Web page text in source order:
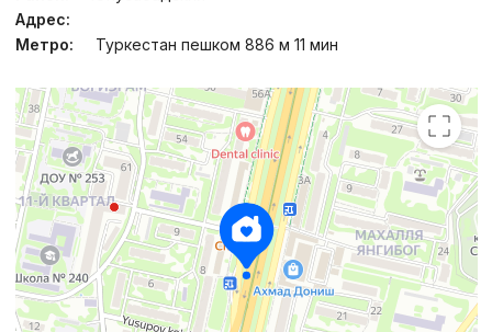
Адрес:
Метро:
Туркестан пешком 886 м 11 мин